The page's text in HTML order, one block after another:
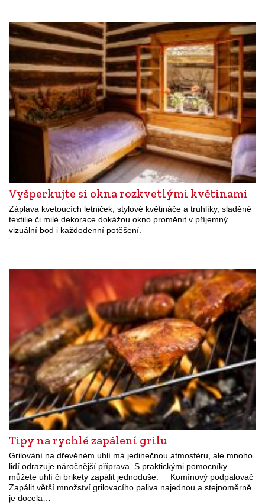
Vyšperkujte si okna rozkvetlými květinami
Záplava kvetoucích letniček, stylové květináče a truhlíky, sladěné
textilie či milé dekorace dokážou okno proměnit v příjemný
vizuální bod i každodenní potěšení.
Tipy na rychlé zapálení grilu
Grilování na dřevěném uhlí má jedinečnou atmosféru, ale mnoho
lidí odrazuje náročnější příprava. S praktickými pomocníky
můžete uhlí či brikety zapálit jednoduše. Komínový podpalovač
Zapálit větší množství grilovacího paliva najednou a stejnoměrně
je docela…